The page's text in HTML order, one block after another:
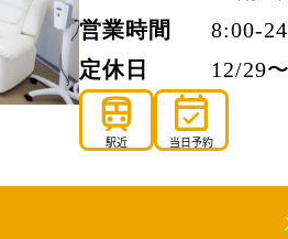
train
駅近
event_available
当日予約
営業時間
8:00-
定休日
12/29